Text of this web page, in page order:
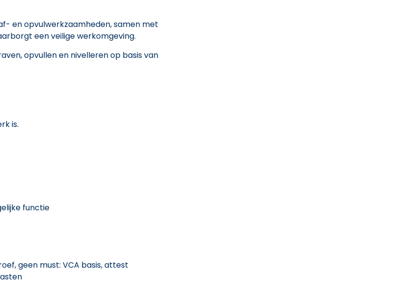
en opvulwerkzaamheden, samen met
een veilige werkomgeving.
opvullen en nivelleren op basis van
is.
functie
geen must: VCA basis, attest